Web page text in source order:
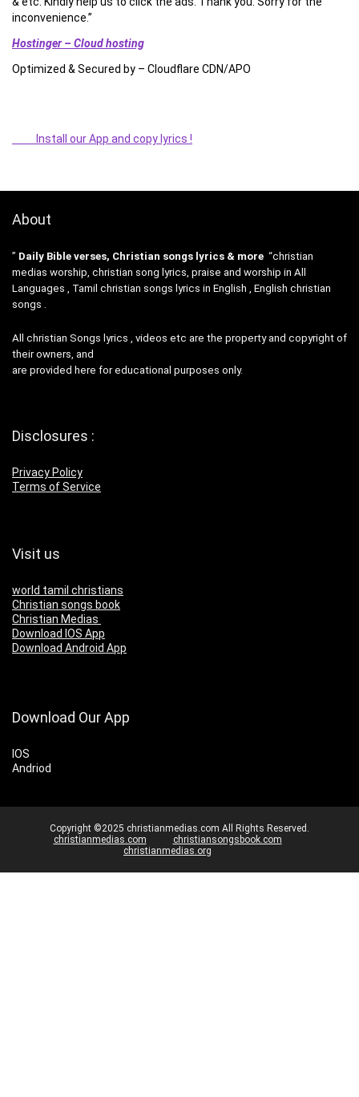
inconvenience.”
Hostinger – Cloud hosting
Optimized & Secured by – Cloudflare CDN/APO
Install our App and copy lyrics !
About
” Daily Bible verses, Christian songs lyrics & more “christian
medias worship, christian song lyrics, praise and worship in All
Languages , Tamil christian songs lyrics in English , English christian
songs .
All christian Songs lyrics , videos etc are the property and copyright of
their owners, and
are provided here for educational purposes only.
Disclosures :
Privacy Policy
Terms of Service
Visit us
world tamil christians
Christian songs book
Christian Medias
Download IOS App
Download Android App
Download Our App
IOS
Andriod
Copyright ©2025 christianmedias.com All Rights Reserved.
christianmedias.com
christiansongsbook.com
christianmedias.org